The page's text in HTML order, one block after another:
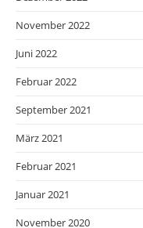
November 2022
Juni 2022
Februar 2022
September 2021
März 2021
Februar 2021
Januar 2021
November 2020